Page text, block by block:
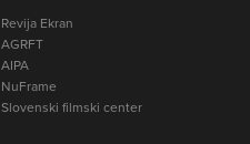
Revija Ekran
AGRFT
AIPA
NuFrame
Slovenski filmski center